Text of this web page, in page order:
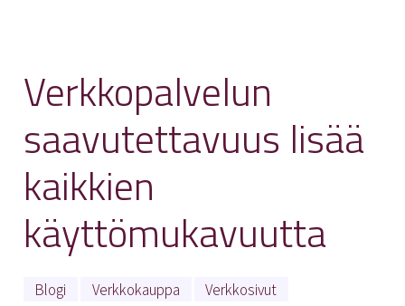
Verkkopalvelun
saavutettavuus lisää
kaikkien
käyttömukavuutta
Blogi Verkkokauppa Verkkosivut